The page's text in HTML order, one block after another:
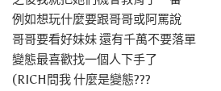
例如想玩什麼要跟哥哥或阿罵說
哥哥要看好妹妹 還有千萬不要落單
變態最喜歡找一個人下手了
(RICH問我 什麼是變態???